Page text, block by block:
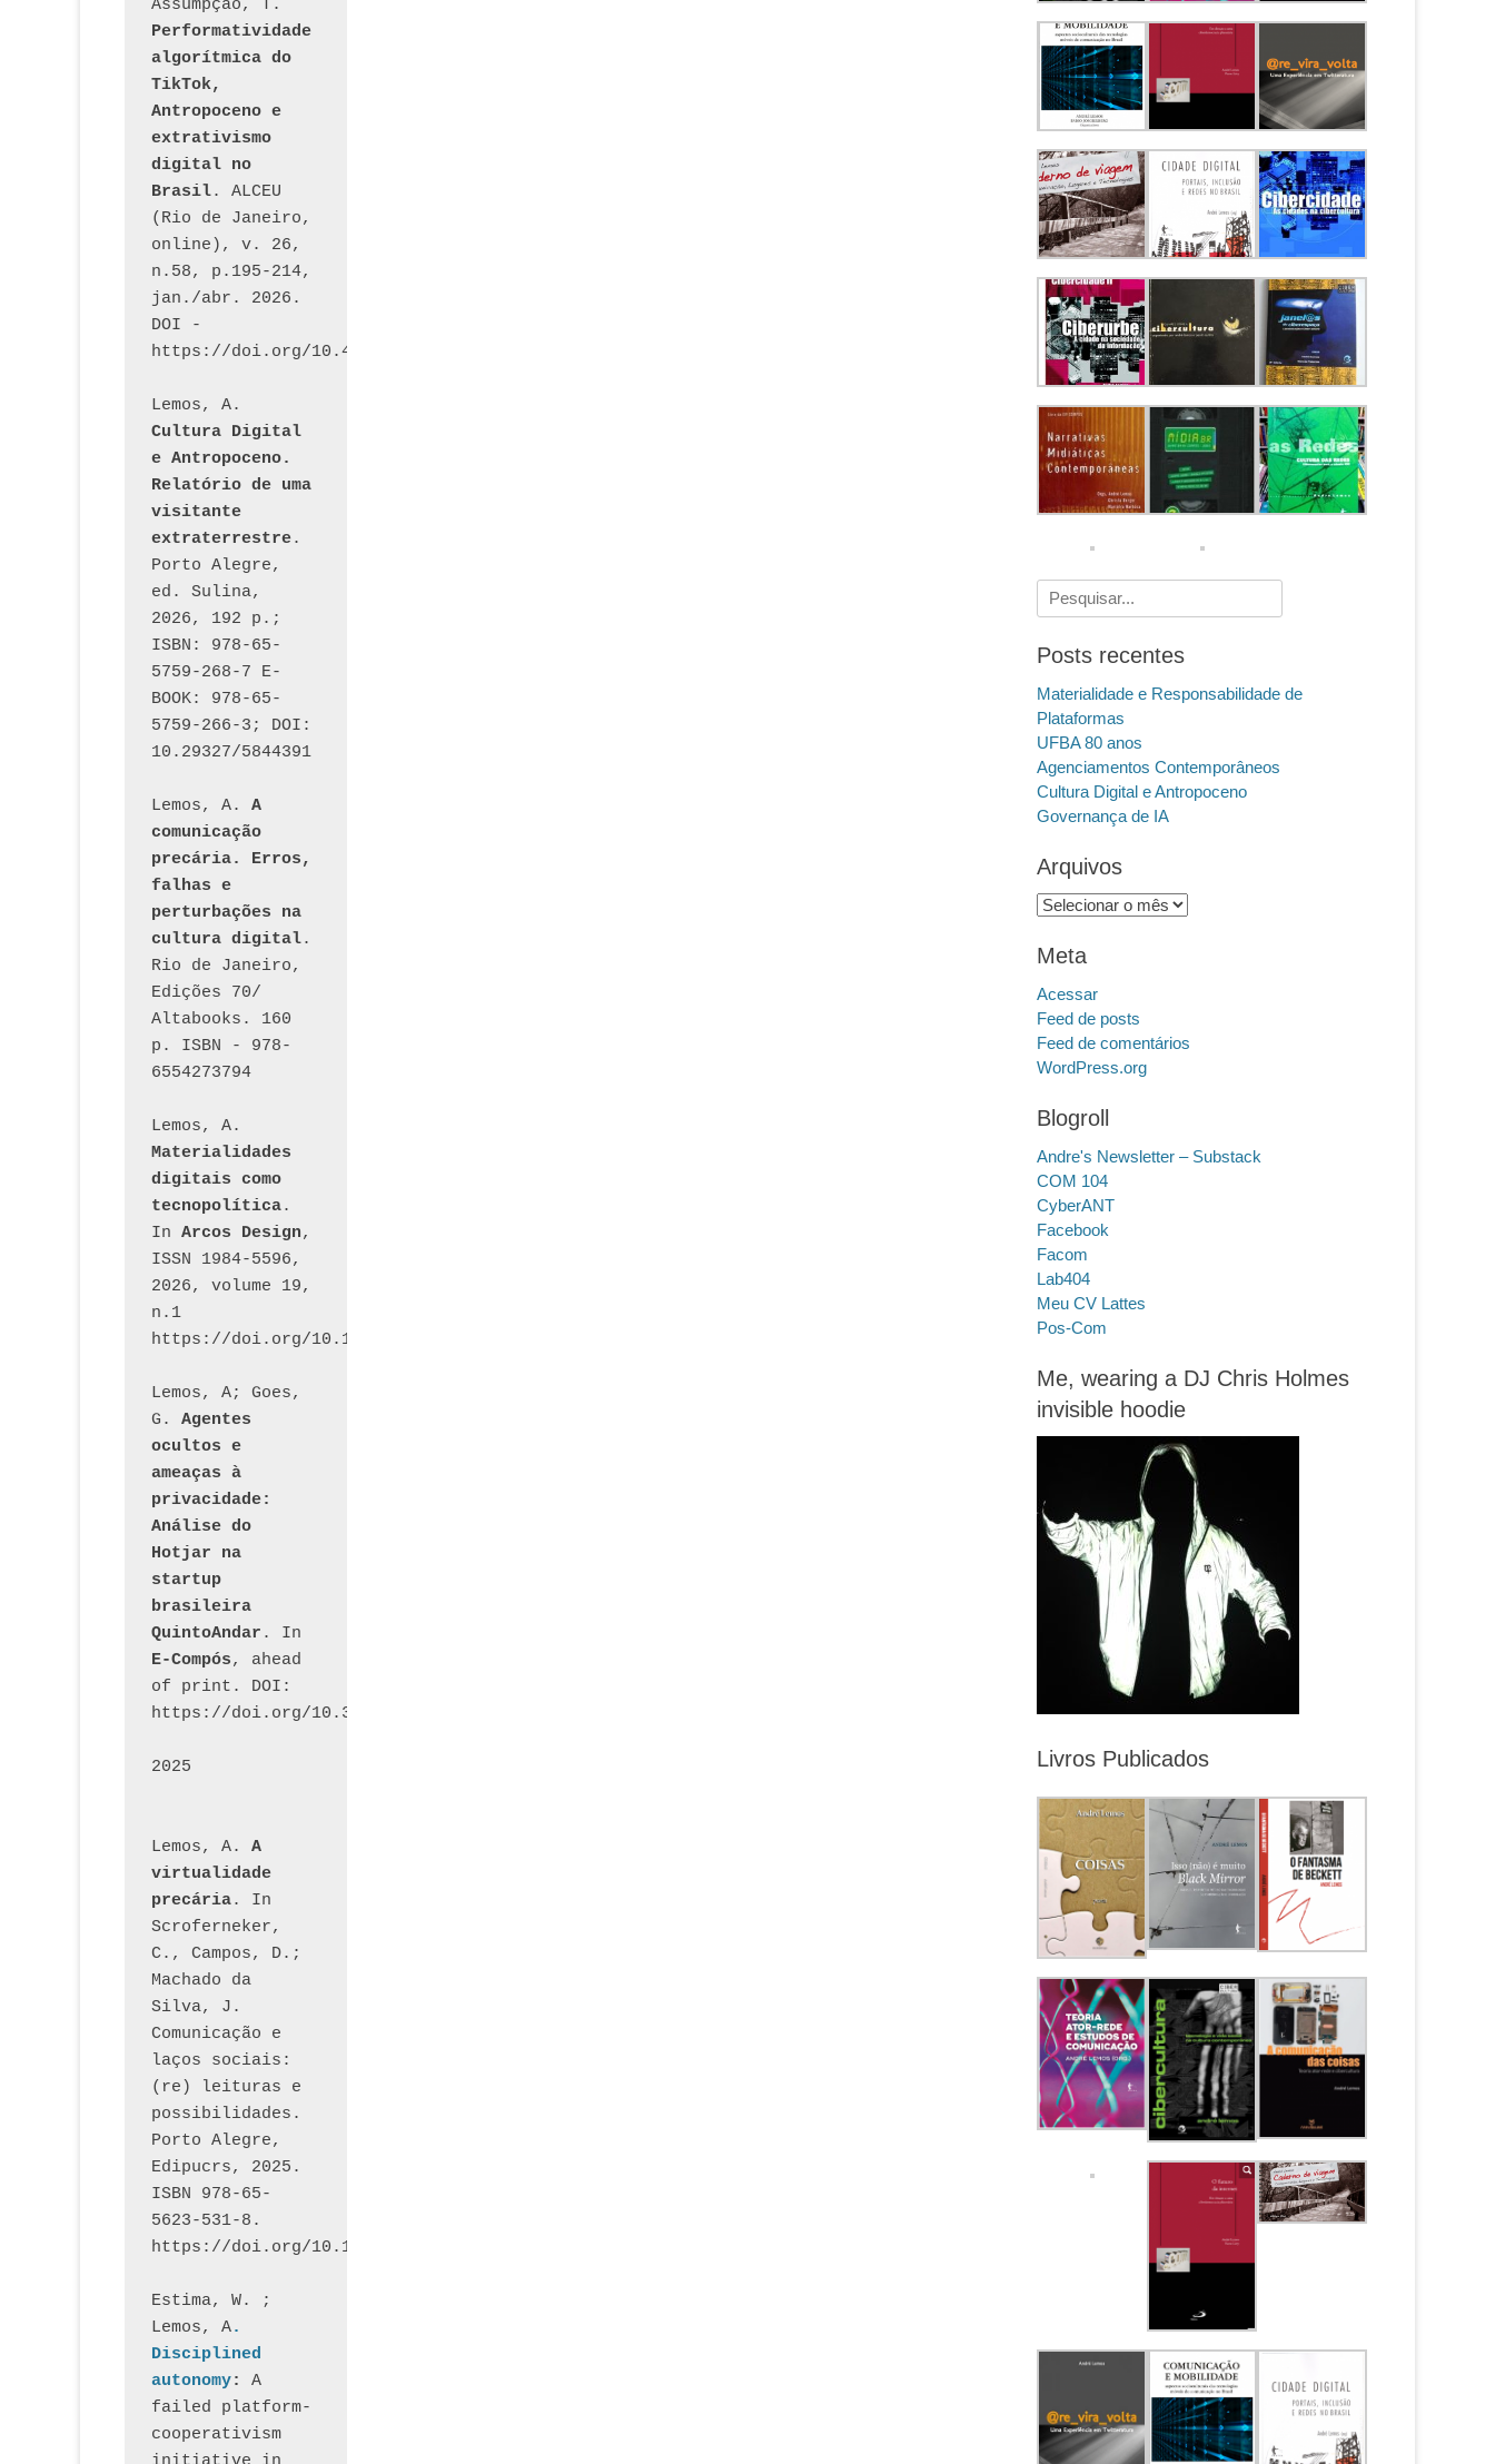
Pesquisar
por:
Posts recentes
Materialidade e Responsabilidade de
Plataformas
UFBA 80 anos
Agenciamentos Contemporâneos
Cultura Digital e Antropoceno
Governança de IA
Arquivos
Arquivos
Meta
Acessar
Feed de posts
Feed de comentários
WordPress.org
Blogroll
Andre's Newsletter – Substack
COM 104
CyberANT
Facebook
Facom
Lab404
Meu CV Lattes
Pos-Com
Me, wearing a DJ Chris Holmes
invisible hoodie
Livros Publicados
Performatividade
algorítmica do
TikTok,
Antropoceno e
extrativismo
digital no
Brasil. ALCEU
(Rio de Janeiro,
online), v. 26,
n.58, p.195-214,
jan./abr. 2026.
DOI -
https://doi.org/10.46391/ALCEU.v26.ed58.2026.528
Cultura Digital
e Antropoceno.
Relatório de uma
visitante
extraterrestre.
Porto Alegre,
ed. Sulina,
2026, 192 p.;
ISBN: 978-65-
5759-268-7 E-
BOOK: 978-65-
5759-266-3; DOI:
10.29327/5844391
Lemos, A. A
comunicação
precária. Erros,
falhas e
perturbações na
cultura digital.
Rio de Janeiro,
Edições 70/
Altabooks. 160
p. ISBN - 978-
6554273794
Materialidades
digitais como
tecnopolítica.
In Arcos Design,
ISSN 1984-5596,
2026, volume 19,
n.1
https://doi.org/10.12957/arcosdesign.2026.95390
Lemos, A; Goes,
G. Agentes
ocultos e
ameaças à
privacidade:
Análise do
Hotjar na
startup
brasileira
QuintoAndar
E-Compós, ahead
of print. DOI:
https://doi.org/10.30962/ecomps.3231
2025
Lemos, A. A
virtualidade
precária. In
Scroferneker,
C., Campos, D.;
Machado da
Silva, J.
Comunicação e
laços sociais:
(re) leituras e
possibilidades.
Porto Alegre,
Edipucrs, 2025.
ISBN 978-65-
5623-531-8.
https://doi.org/10.15448/1877.3
Estima, W. ;
Lemos, A.
Disciplined
autonomy: A
failed platform-
cooperativism